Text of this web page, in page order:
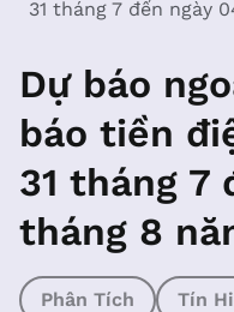
31 tháng 7 đến ngày
Dự báo
báo tiền
31 tháng 7
tháng 8
Phân Tích Tín